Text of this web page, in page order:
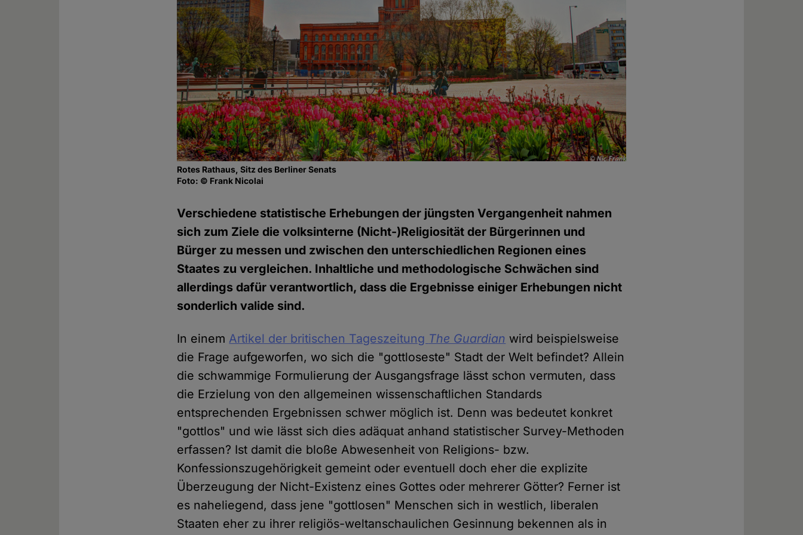
Rotes Rathaus, Sitz des Berliner Senats
Foto: © Frank Nicolai
Verschiedene statistische Erhebungen der jüngsten Vergangenheit nahmen
sich zum Ziele die volksinterne (Nicht-)Religiosität der Bürgerinnen und
Bürger zu messen und zwischen den unterschiedlichen Regionen eines
Staates zu vergleichen. Inhaltliche und methodologische Schwächen sind
allerdings dafür verantwortlich, dass die Ergebnisse einiger Erhebungen nicht
sonderlich valide sind.
In einemArtikel der britischen Tageszeitung The Guardian wird beispielsweise
die Frage aufgeworfen, wo sich die "gottloseste" Stadt der Welt befindet? Allein
die schwammige Formulierung der Ausgangsfrage lässt schon vermuten, dass
die Erzielung von den allgemeinen wissenschaftlichen Standards
entsprechenden Ergebnissen schwer möglich ist. Denn was bedeutet konkret
"gottlos" und wie lässt sich dies adäquat anhand statistischer Survey-Methoden
erfassen? Ist damit die bloße Abwesenheit von Religions- bzw.
Konfessionszugehörigkeit gemeint oder eventuell doch eher die explizite
Überzeugung der Nicht-Existenz eines Gottes oder mehrerer Götter? Ferner ist
es naheliegend, dass jene "gottlosen" Menschen sich in westlich, liberalen
Staaten eher zu ihrer religiös-weltanschaulichen Gesinnung bekennen als in